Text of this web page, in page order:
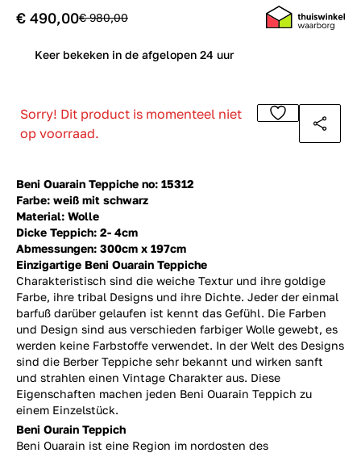
Beni Ouarain Teppiche no: 15312
Farbe: weiß mit schwarz
Material: Wolle
Dicke Teppich: 2- 4cm
Abmessungen: 300cm x 197cm
Einzigartige Beni Ouarain Teppiche
Charakteristisch sind die weiche Textur und ihre goldige
Farbe, ihre tribal Designs und ihre Dichte. Jeder der einmal
barfuß darüber gelaufen ist kennt das Gefühl. Die Farben
und Design sind aus verschieden farbiger Wolle gewebt, es
werden keine Farbstoffe verwendet. In der Welt des Designs
sind die Berber Teppiche sehr bekannt und wirken sanft
und strahlen einen Vintage Charakter aus. Diese
Eigenschaften machen jeden Beni Ouarain Teppich zu
einem Einzelstück.
€ 490,00€ 980,00
Keer bekeken in de afgelopen 24 uur
Sorry! Dit product is momenteel niet
op voorraad.
Beni Ourain Teppich
Beni Ouarain ist eine Region im nordosten des